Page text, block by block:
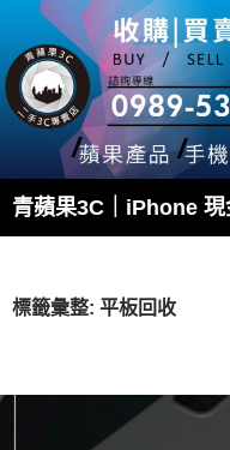
主
要
搜
尋
標籤彙整: 平板回收